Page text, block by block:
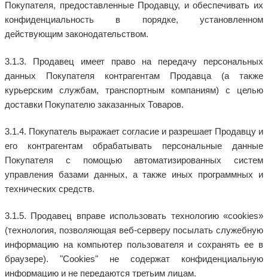
Покупателя, предоставленные Продавцу, и обеспечивать их
конфиденциальность в порядке, установленном
действующим законодательством.
3.1.3. Продавец имеет право на передачу персональных
данных Покупателя контрагентам Продавца (а также
курьерским службам, транспортным компаниям) с целью
доставки Покупателю заказанных Товаров.
3.1.4. Покупатель выражает согласие и разрешает Продавцу и
его контрагентам обрабатывать персональные данные
Покупателя с помощью автоматизированных систем
управления базами данных, а также иных программных и
технических средств.
3.1.5. Продавец вправе использовать технологию «cookies»
(технология, позволяющая веб-серверу посылать служебную
информацию на компьютер пользователя и сохранять ее в
браузере). "Cookies" не содержат конфиденциальную
информацию и не передаются третьим лицам.